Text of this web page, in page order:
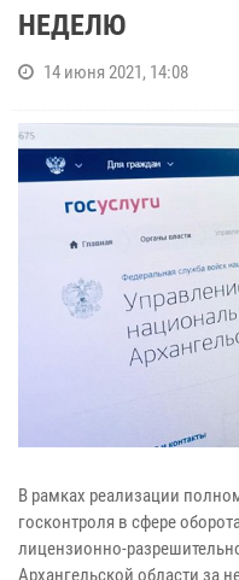
НЕДЕЛЮ
14 июня 2021, 14:08
В рамках реализации
госконтроля в сфере
лицензионно-
Архангельской области за